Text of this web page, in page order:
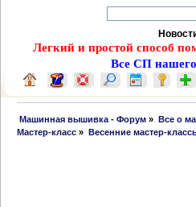
Легкий и простой способ
Все СП
Машинная вышивка - Форум » Все о
Мастер-класс » Весенние мастер-